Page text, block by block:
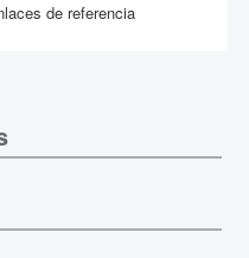
de referencia